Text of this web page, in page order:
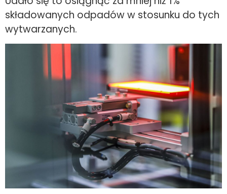
składowanych odpadów w stosunku do tych
wytwarzanych.